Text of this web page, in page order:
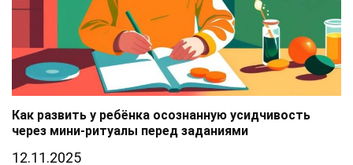
Как развить у ребёнка осознанную усидчивость
через мини-ритуалы перед заданиями
12.11.2025